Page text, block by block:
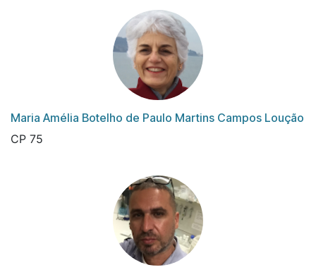
Maria Amélia Botelho de Paulo Martins Campos Loução
CP 75